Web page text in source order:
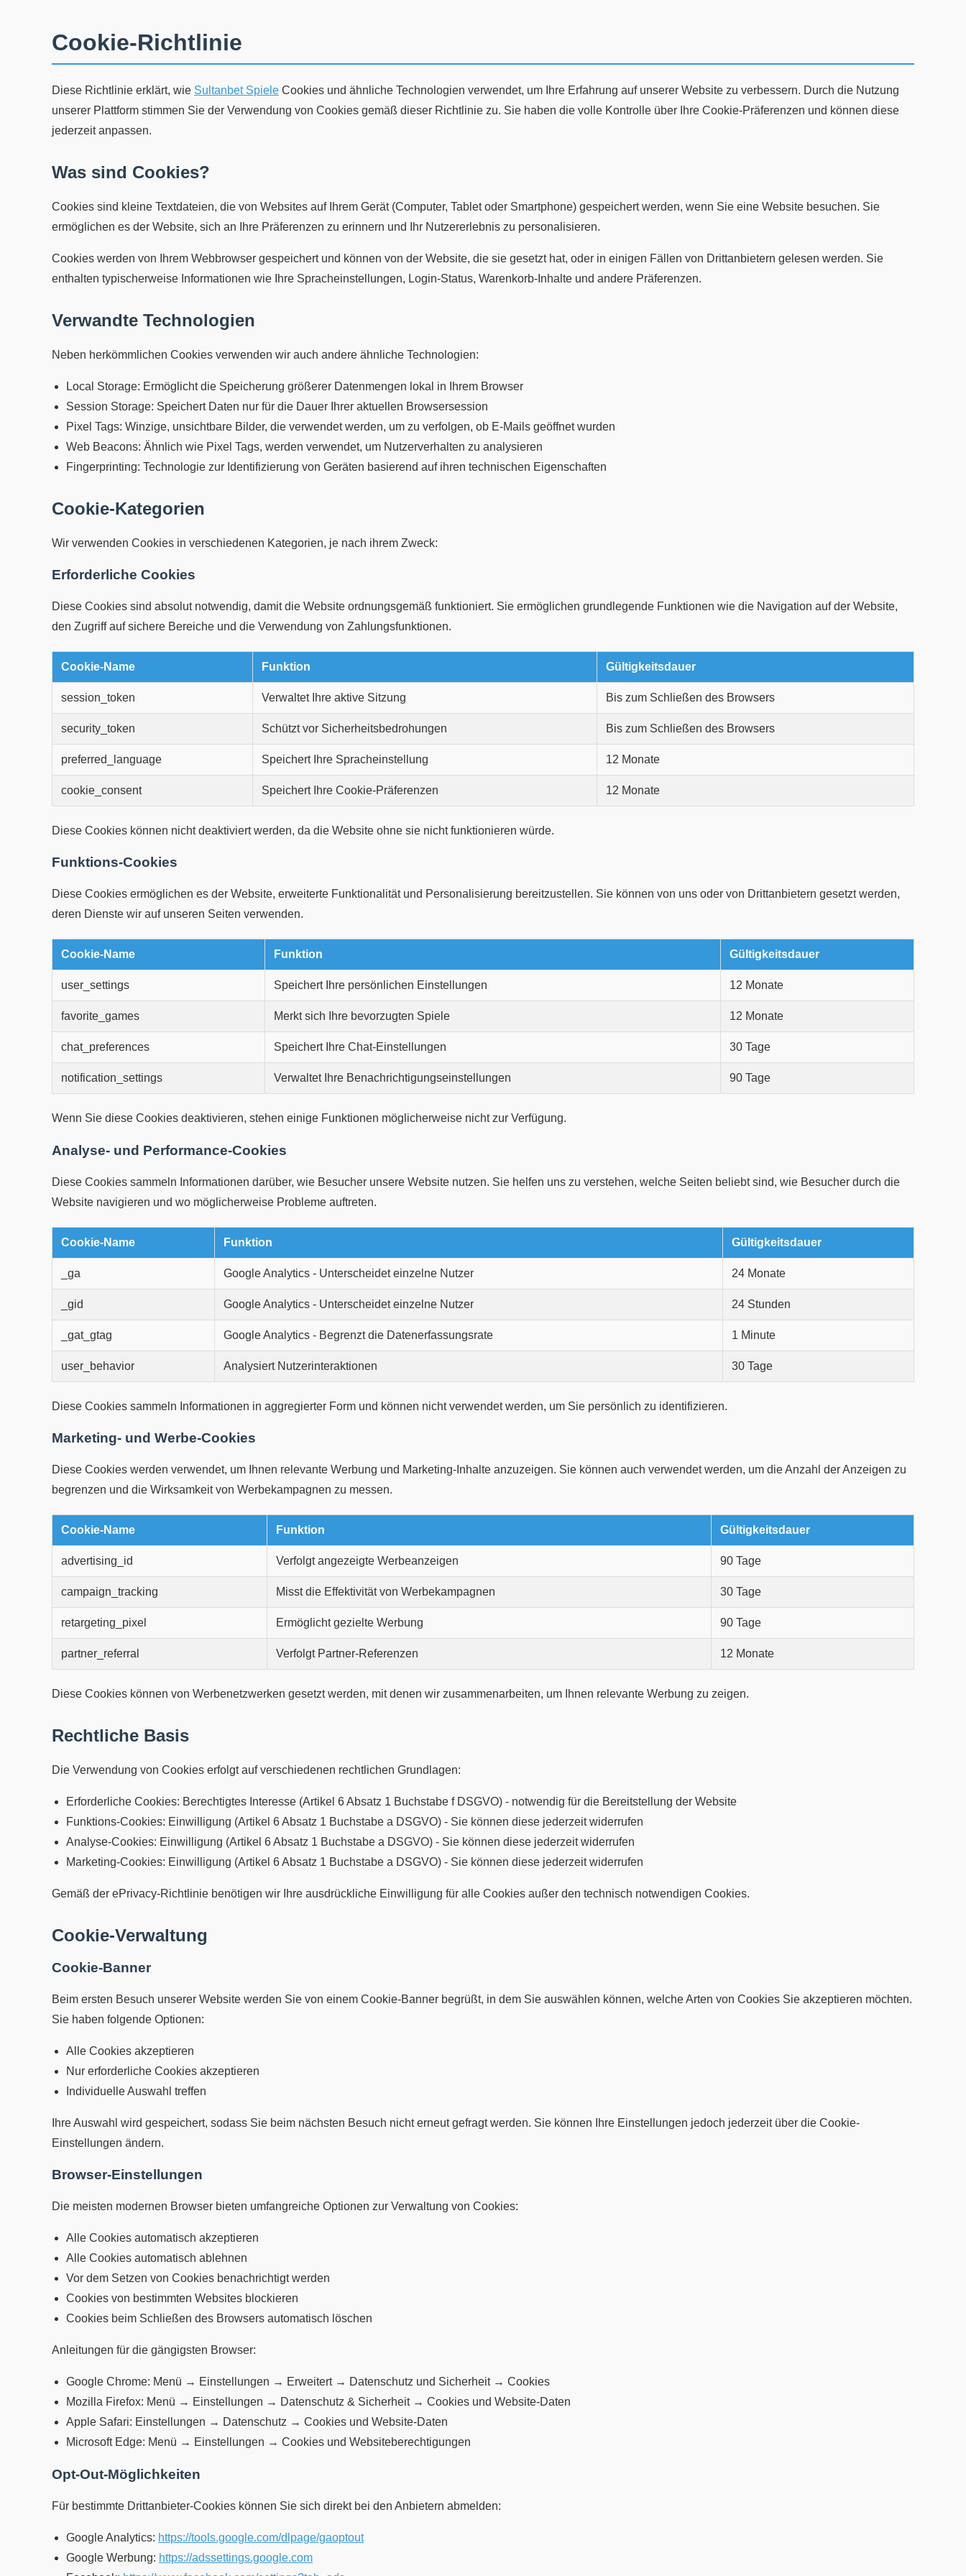
Cookie-Richtlinie
Diese Richtlinie erklärt, wie Sultanbet Spiele Cookies und ähnliche Technologien verwendet, um Ihre Erfahrung auf unserer Website zu verbessern. Durch die Nutzung
unserer Plattform stimmen Sie der Verwendung von Cookies gemäß dieser Richtlinie zu. Sie haben die volle Kontrolle über Ihre Cookie-Präferenzen und können diese
jederzeit anpassen.
Was sind Cookies?
Cookies sind kleine Textdateien, die von Websites auf Ihrem Gerät (Computer, Tablet oder Smartphone) gespeichert werden, wenn Sie eine Website besuchen. Sie
ermöglichen es der Website, sich an Ihre Präferenzen zu erinnern und Ihr Nutzererlebnis zu personalisieren.
Cookies werden von Ihrem Webbrowser gespeichert und können von der Website, die sie gesetzt hat, oder in einigen Fällen von Drittanbietern gelesen werden. Sie
enthalten typischerweise Informationen wie Ihre Spracheinstellungen, Login-Status, Warenkorb-Inhalte und andere Präferenzen.
Verwandte Technologien
Neben herkömmlichen Cookies verwenden wir auch andere ähnliche Technologien:
Local Storage: Ermöglicht die Speicherung größerer Datenmengen lokal in Ihrem Browser
Session Storage: Speichert Daten nur für die Dauer Ihrer aktuellen Browsersession
Pixel Tags: Winzige, unsichtbare Bilder, die verwendet werden, um zu verfolgen, ob E-Mails geöffnet wurden
Web Beacons: Ähnlich wie Pixel Tags, werden verwendet, um Nutzerverhalten zu analysieren
Fingerprinting: Technologie zur Identifizierung von Geräten basierend auf ihren technischen Eigenschaften
Cookie-Kategorien
Wir verwenden Cookies in verschiedenen Kategorien, je nach ihrem Zweck:
Erforderliche Cookies
Diese Cookies sind absolut notwendig, damit die Website ordnungsgemäß funktioniert. Sie ermöglichen grundlegende Funktionen wie die Navigation auf der Website,
den Zugriff auf sichere Bereiche und die Verwendung von Zahlungsfunktionen.
Cookie-Name Funktion Gültigkeitsdauer
session_token Verwaltet Ihre aktive Sitzung Bis zum Schließen des Browsers
security_token Schützt vor Sicherheitsbedrohungen Bis zum Schließen des Browsers
preferred_language Speichert Ihre Spracheinstellung 12 Monate
cookie_consent Speichert Ihre Cookie-Präferenzen 12 Monate
Diese Cookies können nicht deaktiviert werden, da die Website ohne sie nicht funktionieren würde.
Funktions-Cookies
Diese Cookies ermöglichen es der Website, erweiterte Funktionalität und Personalisierung bereitzustellen. Sie können von uns oder von Drittanbietern gesetzt werden,
deren Dienste wir auf unseren Seiten verwenden.
Cookie-Name Funktion Gültigkeitsdauer
user_settings Speichert Ihre persönlichen Einstellungen 12 Monate
favorite_games Merkt sich Ihre bevorzugten Spiele 12 Monate
chat_preferences Speichert Ihre Chat-Einstellungen 30 Tage
notification_settings Verwaltet Ihre Benachrichtigungseinstellungen 90 Tage
Wenn Sie diese Cookies deaktivieren, stehen einige Funktionen möglicherweise nicht zur Verfügung.
Analyse- und Performance-Cookies
Diese Cookies sammeln Informationen darüber, wie Besucher unsere Website nutzen. Sie helfen uns zu verstehen, welche Seiten beliebt sind, wie Besucher durch die
Website navigieren und wo möglicherweise Probleme auftreten.
Cookie-Name Funktion Gültigkeitsdauer
_ga Google Analytics - Unterscheidet einzelne Nutzer 24 Monate
_gid Google Analytics - Unterscheidet einzelne Nutzer 24 Stunden
_gat_gtag Google Analytics - Begrenzt die Datenerfassungsrate 1 Minute
user_behavior Analysiert Nutzerinteraktionen 30 Tage
Diese Cookies sammeln Informationen in aggregierter Form und können nicht verwendet werden, um Sie persönlich zu identifizieren.
Marketing- und Werbe-Cookies
Diese Cookies werden verwendet, um Ihnen relevante Werbung und Marketing-Inhalte anzuzeigen. Sie können auch verwendet werden, um die Anzahl der Anzeigen zu
begrenzen und die Wirksamkeit von Werbekampagnen zu messen.
Cookie-Name Funktion Gültigkeitsdauer
advertising_id Verfolgt angezeigte Werbeanzeigen 90 Tage
campaign_tracking Misst die Effektivität von Werbekampagnen 30 Tage
retargeting_pixel Ermöglicht gezielte Werbung 90 Tage
partner_referral Verfolgt Partner-Referenzen 12 Monate
Diese Cookies können von Werbenetzwerken gesetzt werden, mit denen wir zusammenarbeiten, um Ihnen relevante Werbung zu zeigen.
Rechtliche Basis
Die Verwendung von Cookies erfolgt auf verschiedenen rechtlichen Grundlagen:
Erforderliche Cookies: Berechtigtes Interesse (Artikel 6 Absatz 1 Buchstabe f DSGVO) - notwendig für die Bereitstellung der Website
Funktions-Cookies: Einwilligung (Artikel 6 Absatz 1 Buchstabe a DSGVO) - Sie können diese jederzeit widerrufen
Analyse-Cookies: Einwilligung (Artikel 6 Absatz 1 Buchstabe a DSGVO) - Sie können diese jederzeit widerrufen
Marketing-Cookies: Einwilligung (Artikel 6 Absatz 1 Buchstabe a DSGVO) - Sie können diese jederzeit widerrufen
Gemäß der ePrivacy-Richtlinie benötigen wir Ihre ausdrückliche Einwilligung für alle Cookies außer den technisch notwendigen Cookies.
Cookie-Verwaltung
Cookie-Banner
Beim ersten Besuch unserer Website werden Sie von einem Cookie-Banner begrüßt, in dem Sie auswählen können, welche Arten von Cookies Sie akzeptieren möchten.
Sie haben folgende Optionen:
Alle Cookies akzeptieren
Nur erforderliche Cookies akzeptieren
Individuelle Auswahl treffen
Ihre Auswahl wird gespeichert, sodass Sie beim nächsten Besuch nicht erneut gefragt werden. Sie können Ihre Einstellungen jedoch jederzeit über die Cookie-
Einstellungen ändern.
Browser-Einstellungen
Die meisten modernen Browser bieten umfangreiche Optionen zur Verwaltung von Cookies:
Alle Cookies automatisch akzeptieren
Alle Cookies automatisch ablehnen
Vor dem Setzen von Cookies benachrichtigt werden
Cookies von bestimmten Websites blockieren
Cookies beim Schließen des Browsers automatisch löschen
Anleitungen für die gängigsten Browser:
Google Chrome: Menü → Einstellungen → Erweitert → Datenschutz und Sicherheit → Cookies
Mozilla Firefox: Menü → Einstellungen → Datenschutz & Sicherheit → Cookies und Website-Daten
Apple Safari: Einstellungen → Datenschutz → Cookies und Website-Daten
Microsoft Edge: Menü → Einstellungen → Cookies und Websiteberechtigungen
Opt-Out-Möglichkeiten
Für bestimmte Drittanbieter-Cookies können Sie sich direkt bei den Anbietern abmelden:
Google Analytics: https://tools.google.com/dlpage/gaoptout
Google Werbung: https://adssettings.google.com